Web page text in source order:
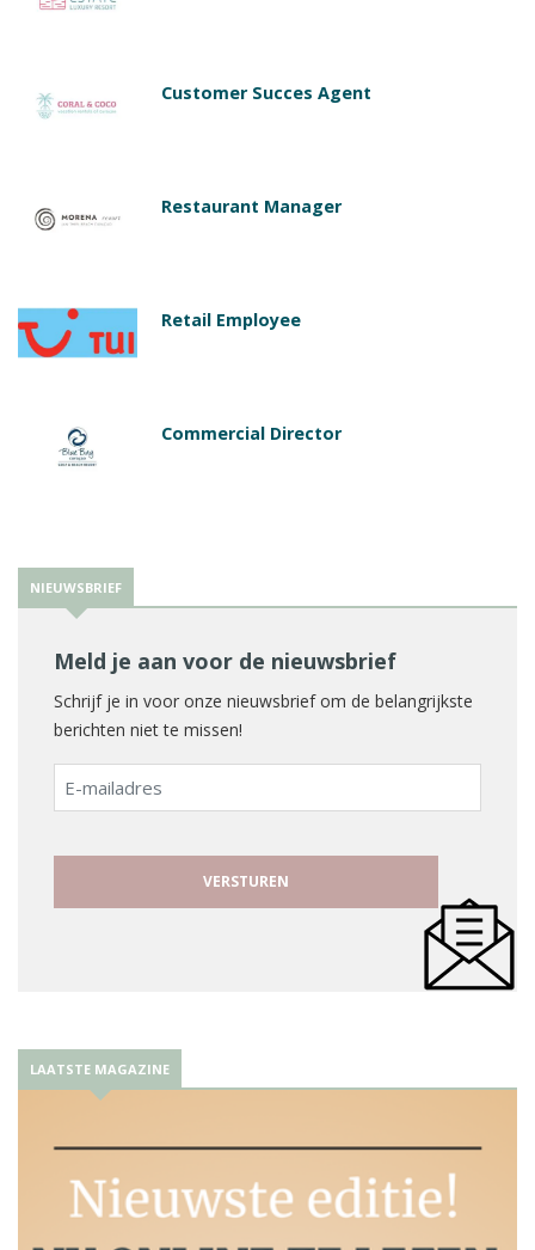
Customer Succes Agent
Restaurant Manager
Retail Employee
Commercial Director
NIEUWSBRIEF
Meld je aan voor de nieuwsbrief
Schrijf je in voor onze nieuwsbrief om de belangrijkste
berichten niet te missen!
E-
mailadres
LAATSTE MAGAZINE